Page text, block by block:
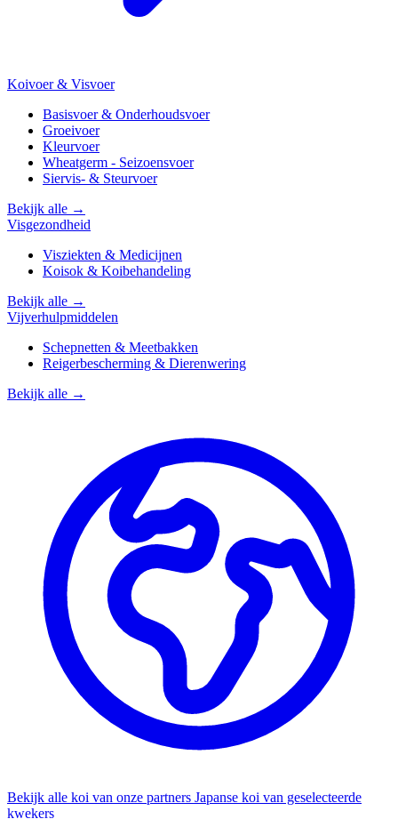
Koivoer & Visvoer
Basisvoer & Onderhoudsvoer
Groeivoer
Kleurvoer
Wheatgerm - Seizoensvoer
Siervis- & Steurvoer
Bekijk alle →
Visgezondheid
Visziekten & Medicijnen
Koisok & Koibehandeling
Bekijk alle →
Vijverhulpmiddelen
Schepnetten & Meetbakken
Reigerbescherming & Dierenwering
Bekijk alle →
Bekijk alle koi van onze partners Japanse koi van geselecteerde
kwekers